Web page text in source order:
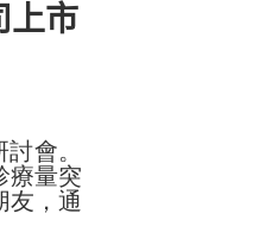
上市
會。
療量突
友，通